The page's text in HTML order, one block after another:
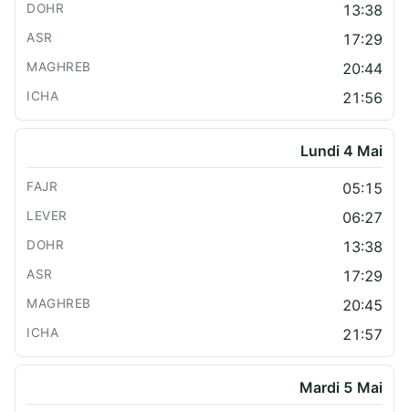
13:38
17:29
20:44
21:56
Lundi 4 Mai
05:15
06:27
13:38
17:29
20:45
21:57
Mardi 5 Mai